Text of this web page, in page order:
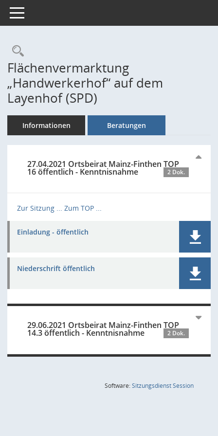
Toggle navigation
Rechercheauswahl
Flächenvermarktung
„Handwerkerhof“ auf dem
Layenhof (SPD)
Informationen Beratungen
27.04.2021 Ortsbeirat Mainz-Finthen TOP
16 öffentlich - Kenntnisnahme 2 Dok.
Zur Sitzung ... Zum TOP ...
Einladung - öffentlich
Niederschrift öffentlich
29.06.2021 Ortsbeirat Mainz-Finthen TOP
14.3 öffentlich - Kenntnisnahme 2 Dok.
Software:SitzungsdienstSession(Wird in